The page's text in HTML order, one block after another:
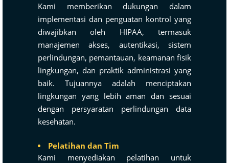
Kami memberikan dukungan dalam
implementasi dan penguatan kontrol yang
diwajibkan oleh HIPAA, termasuk
manajemen akses, autentikasi, sistem
perlindungan, pemantauan, keamanan fisik
lingkungan, dan praktik administrasi yang
baik. Tujuannya adalah menciptakan
lingkungan yang lebih aman dan sesuai
dengan persyaratan perlindungan data
kesehatan.
Pelatihan dan Tim
Kami menyediakan pelatihan untuk